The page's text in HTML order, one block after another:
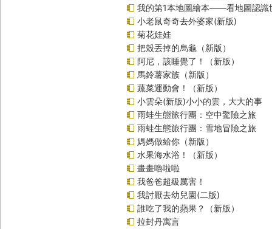
我的第1本地圖繪本――看地圖認識
小老鼠奇奇去外婆家(新版)
菊花娃娃
把殼丟掉的烏龜（新版）
阿尼，該睡覺了！（新版）
馬鈴薯家族（新版）
蔬菜運動會！（新版）
小雲朵(新版)小小的雲，大大的事
雨蛙生態旅行團：空中驚險之旅
雨蛙生態旅行團：雪地冒險之旅
媽媽做給你（新版）
水果海水浴！（新版）
畫畫嚕啦啦
我爸爸超級厲害！
我討厭去幼兒園(二版)
誰吃了我的蘋果？（新版）
拉封丹寓言